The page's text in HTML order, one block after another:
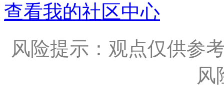
查看我的社区中心
风险提示：观点仅供参
风